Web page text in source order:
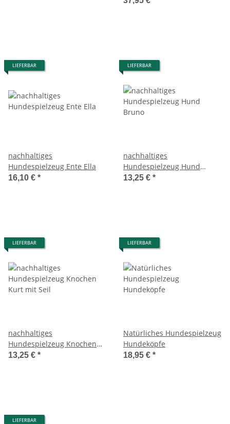
LIEFERBAR
nachhaltiges
Hundespielzeug Ente Ella
16,10 € *
LIEFERBAR
nachhaltiges
Hundespielzeug Hund
Bruno
13,25 € *
LIEFERBAR
nachhaltiges
Hundespielzeug Knochen
Kurt mit Seil
13,25 € *
LIEFERBAR
Natürliches Hundespielzeug
Hundeköpfe
18,95 € *
LIEFERBAR